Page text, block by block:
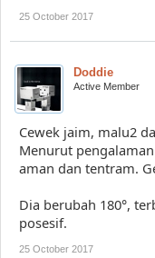
25 October 2017
Doddie
Active Member
Cewek jaim, malu2
Menurut
aman dan tentram.
Dia berubah 180°,
posesif.
25 October 2017